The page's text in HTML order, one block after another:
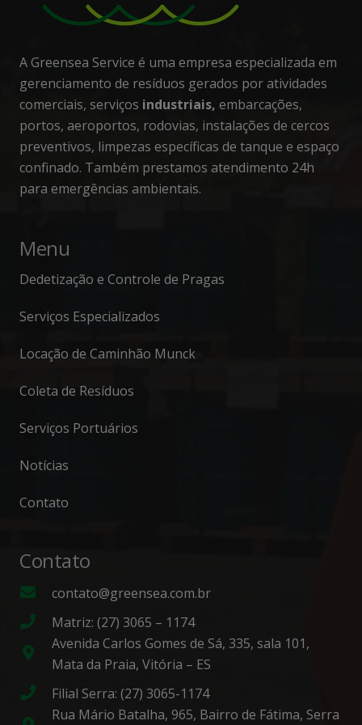
A Greensea Service é uma empresa especializada em
gerenciamento de resíduos gerados por atividades
comerciais, serviços industriais, embarcações,
portos, aeroportos, rodovias, instalações de cercos
preventivos, limpezas específicas de tanque e espaço
confinado. Também prestamos atendimento 24h
para emergências ambientais.
Menu
Dedetização e Controle de Pragas
Serviços Especializados
Locação de Caminhão Munck
Coleta de Resíduos
Serviços Portuários
Notícias
Contato
Contato
contato@greensea.com.br
Matriz: (27) 3065 – 1174
Avenida Carlos Gomes de Sá, 335, sala 101,
Mata da Praia, Vitória – ES
Filial Serra: (27) 3065-1174
Rua Mário Batalha, 965, Bairro de Fátima, Serra